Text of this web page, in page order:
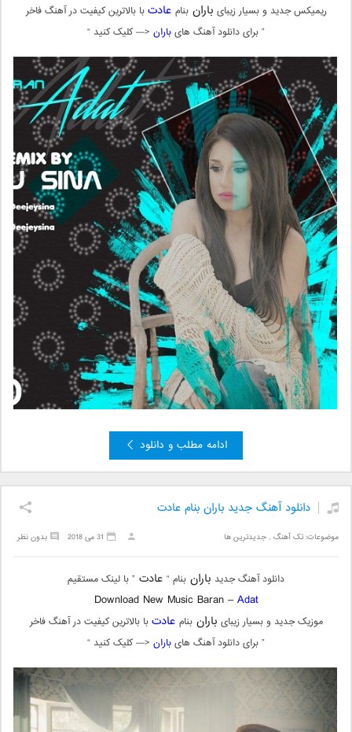
ریمیکس جدید و بسیار زیبای بارانبنام عادتبا بالاترین کیفیت در آهنگ فاخر
” برای دانلود آهنگ هایباران <— کلیک کنید “
ادامه مطلب و دانلود
دانلود آهنگ جدید باران بنام عادت
موضوعات:تک آهنگ ,جدیدترین ها بدون نظر 31 می 2018
دانلود آهنگ جدید باران بنام “ عادت ” با لینک مستقیم
Download New Music Baran –Adat
موزیک جدید و بسیار زیبای بارانبنام عادتبا بالاترین کیفیت در آهنگ فاخر
” برای دانلود آهنگ هایباران <— کلیک کنید “